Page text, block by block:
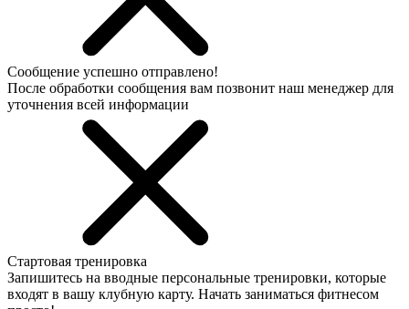
Сообщение успешно отправлено!
После обработки сообщения вам позвонит наш менеджер для
уточнения всей информации
Стартовая тренировка
Запишитесь на вводные персональные тренировки, которые
входят в вашу клубную карту. Начать заниматься фитнесом